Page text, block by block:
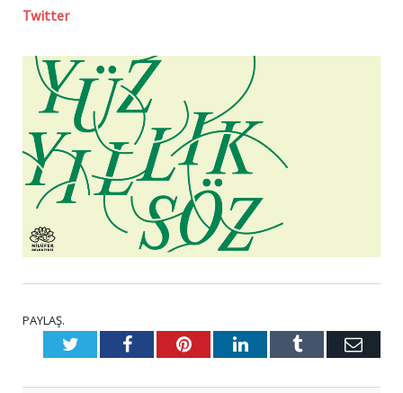
Twitter
PAYLAŞ.
TwitterFacebookPinterestLinkedInTumblr E-